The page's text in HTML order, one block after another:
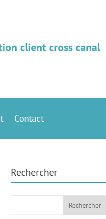
client cross canal
Contact
Rechercher